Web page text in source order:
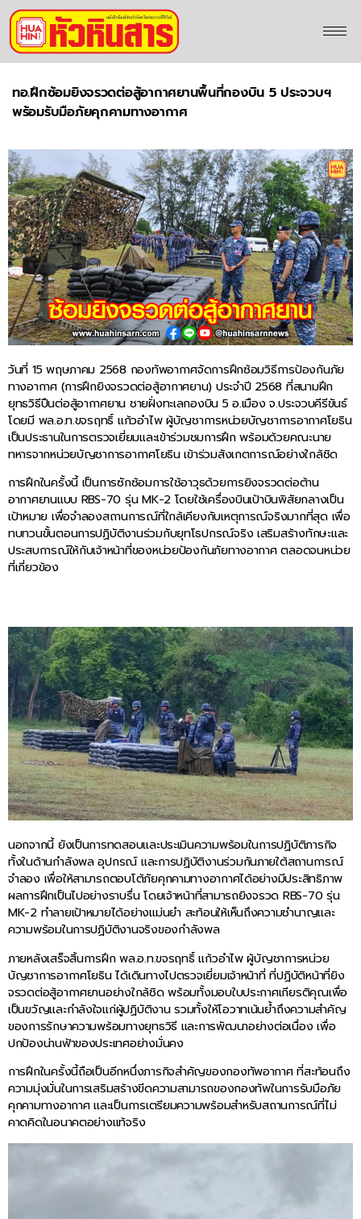
ทอ.ฝึกซ้อมยิงจรวดต่อสู้อากาศยานพื้นที่กองบิน 5 ประจวบฯ
พร้อมรับมือภัยคุกคามทางอากาศ
วันที่ 15 พฤษภาคม 2568 กองทัพอากาศจัดการฝึกซ้อมวิธีการป้องกันภัย
ทางอากาศ (การฝึกยิงจรวดต่อสู้อากาศยาน) ประจำปี 2568 ที่สนามฝึก
ยุทธวิธีปืนต่อสู้อากาศยาน ชายฝั่งทะเลกองบิน 5 อ.เมือง จ.ประจวบคีรีขันธ์
โดยมี พล.อ.ท.ขจรฤทธิ์ แก้วอำไพ ผู้บัญชาการหน่วยบัญชาการอากาศโยธิน
เป็นประธานในการตรวจเยี่ยมและเข้าร่วมชมการฝึก พร้อมด้วยคณะนาย
ทหารจากหน่วยบัญชาการอากาศโยธิน เข้าร่วมสังเกตการณ์อย่างใกล้ชิด
การฝึกในครั้งนี้ เป็นการซักซ้อมการใช้อาวุธด้วยการยิงจรวดต่อต้าน
อากาศยานแบบ RBS-70 รุ่น MK-2 โดยใช้เครื่องบินเป้าบินพิสัยกลางเป็น
เป้าหมาย เพื่อจำลองสถานการณ์ที่ใกล้เคียงกับเหตุการณ์จริงมากที่สุด เพื่อ
ทบทวนขั้นตอนการปฏิบัติงานร่วมกับยุทโธปกรณ์จริง เสริมสร้างทักษะและ
ประสบการณ์ให้กับเจ้าหน้าที่ของหน่วยป้องกันภัยทางอากาศ ตลอดจนหน่วย
ที่เกี่ยวข้อง
นอกจากนี้ ยังเป็นการทดสอบและประเมินความพร้อมในการปฏิบัติภารกิจ
ทั้งในด้านกำลังพล อุปกรณ์ และการปฏิบัติงานร่วมกันภายใต้สถานการณ์
จำลอง เพื่อให้สามารถตอบโต้ภัยคุกคามทางอากาศได้อย่างมีประสิทธิภาพ
ผลการฝึกเป็นไปอย่างราบรื่น โดยเจ้าหน้าที่สามารถยิงจรวด RBS-70 รุ่น
MK-2 ทำลายเป้าหมายได้อย่างแม่นยำ สะท้อนให้เห็นถึงความชำนาญและ
ความพร้อมในการปฏิบัติงานจริงของกำลังพล
ภายหลังเสร็จสิ้นการฝึก พล.อ.ท.ขจรฤทธิ์ แก้วอำไพ ผู้บัญชาการหน่วย
บัญชาการอากาศโยธิน ได้เดินทางไปตรวจเยี่ยมเจ้าหน้าที่ ที่ปฏิบัติหน้าที่ยิง
จรวดต่อสู้อากาศยานอย่างใกล้ชิด พร้อมทั้งมอบใบประกาศเกียรติคุณเพื่อ
เป็นขวัญและกำลังใจแก่ผู้ปฏิบัติงาน รวมทั้งให้โอวาทเน้นย้ำถึงความสำคัญ
ของการรักษาความพร้อมทางยุทธวิธี และการพัฒนาอย่างต่อเนื่อง เพื่อ
ปกป้องน่านฟ้าของประเทศอย่างมั่นคง
การฝึกในครั้งนี้ถือเป็นอีกหนึ่งภารกิจสำคัญของกองทัพอากาศ ที่สะท้อนถึง
ความมุ่งมั่นในการเสริมสร้างขีดความสามารถของกองทัพในการรับมือภัย
คุกคามทางอากาศ และเป็นการเตรียมความพร้อมสำหรับสถานการณ์ที่ไม่
คาดคิดในอนาคตอย่างแท้จริง